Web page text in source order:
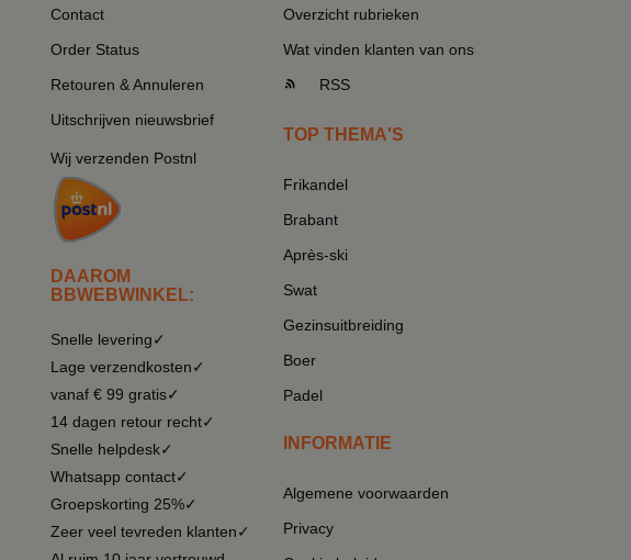
Contact
Order Status
Retouren & Annuleren
Uitschrijven nieuwsbrief
Wij verzenden Postnl
DAAROM
BBWEBWINKEL:
Snelle levering✓
Lage verzendkosten✓
vanaf € 99 gratis✓
14 dagen retour recht✓
Snelle helpdesk✓
Whatsapp contact✓
Groepskorting 25%✓
Zeer veel tevreden klanten✓
Overzicht rubrieken
Wat vinden klanten van ons
RSS
TOP THEMA'S
Frikandel
Brabant
Après-ski
Swat
Gezinsuitbreiding
Boer
Padel
INFORMATIE
Algemene voorwaarden
Privacy